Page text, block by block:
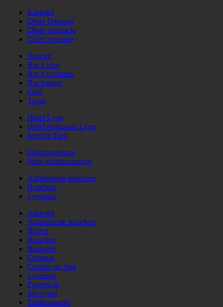
Karaoké
Dîner Dansant
Dîner spectacle
Dîner croisière
Apéritif
Bar à vins
Bar à cocktails
Bar lounge
Café
Tapas
Hôtel Lyon
Hôtel restaurant Lyon
Service Tard
Gastronomique
Semi gastronomique
Authentique bouchon
Bouchon
Lyonnais
Alsacien
Authentique bouchon
Bistrot
Bouchon
Brasserie
Crêperie
Cuisine du Sud
Lyonnais
Provençal
Savoyard
Traditionnelle